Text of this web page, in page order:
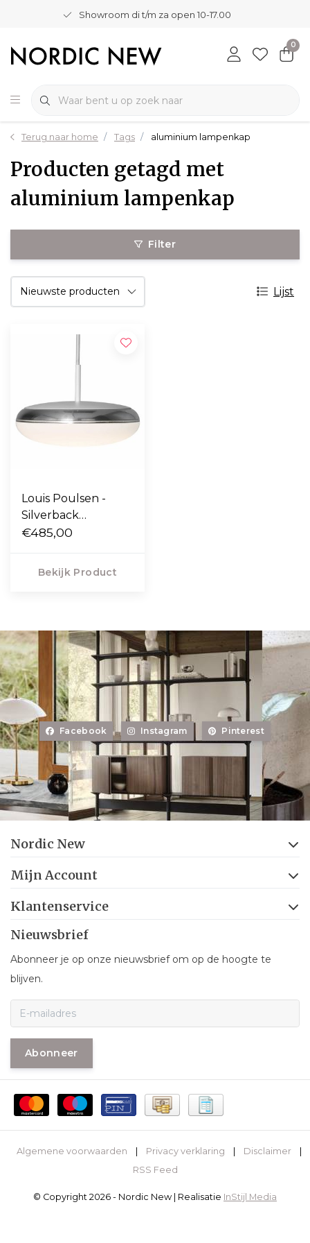
Showroom di t/m za open 10-17.00
0
Terug naar home Tags aluminium lampenkap
Producten getagd met
aluminium lampenkap
Filter
Lijst
Louis Poulsen -
Silverback
Suspended
€485,00
Bekijk Product
Facebook Instagram Pinterest
Nordic New
Mijn Account
Klantenservice
Nieuwsbrief
Abonneer je op onze nieuwsbrief om op de hoogte te
blijven.
Abonneer
Algemene voorwaarden Privacy verklaring Disclaimer
RSS Feed
© Copyright 2026 - Nordic New | Realisatie InStijl Media